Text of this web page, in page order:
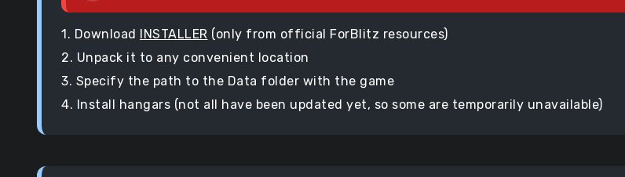
1. Download INSTALLER (only from official ForBlitz resources)
2. Unpack it to any convenient location
3. Specify the path to the Data folder with the game
4. Install hangars (not all have been updated yet, so some are temporarily unavailable)